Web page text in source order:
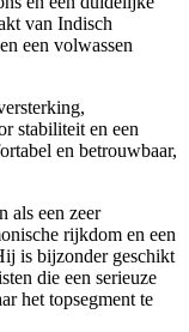
van Indisch
een volwassen
stabiliteit en een
en betrouwbaar,
als een zeer
rijkdom en een
is bijzonder geschikt
die een serieuze
het topsegment te